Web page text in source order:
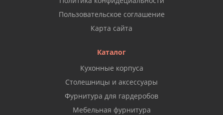
Пользовательское соглашение
Карта сайта
Каталог
Кухонные корпуса
Столешницы и аксессуары
Фурнитура для гардеробов
Мебельная фурнитура